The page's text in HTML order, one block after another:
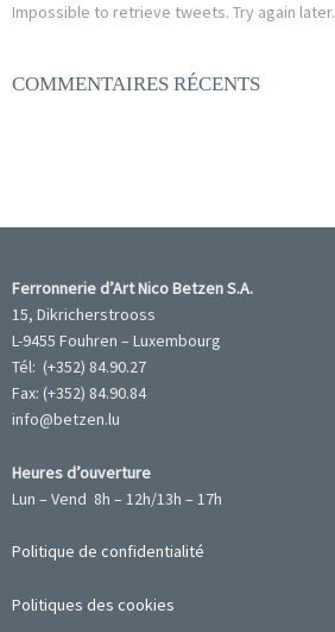
Impossible to retrieve tweets. Try again later.
COMMENTAIRES RÉCENTS
Ferronnerie d’Art Nico Betzen S.A.
15, Dikricherstrooss
L-9455 Fouhren – Luxembourg
Tél: (+352) 84.90.27
Fax: (+352) 84.90.84
info@betzen.lu
Heures d’ouverture
Lun – Vend 8h – 12h/13h – 17h
Politique de confidentialité
Politiques des cookies